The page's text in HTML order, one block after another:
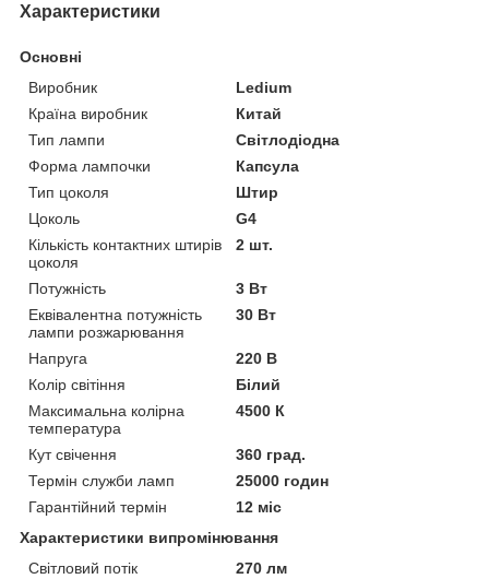
Характеристики
Основні
Виробник
Ledium
Країна виробник
Китай
Тип лампи
Світлодіодна
Форма лампочки
Капсула
Тип цоколя
Штир
Цоколь
G4
Кількість контактних штирів
цоколя
2 шт.
Потужність
3 Вт
Еквівалентна потужність
лампи розжарювання
30 Вт
Напруга
220 В
Колір світіння
Білий
Максимальна колірна
температура
4500 К
Кут свічення
360 град.
Термін служби ламп
25000 годин
Гарантійний термін
12 міс
Характеристики випромінювання
Світловий потік
270 лм